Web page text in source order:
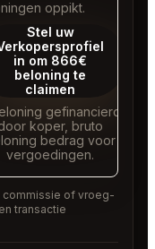
oppikt.
Stel uw
in om 866€
beloning te
claimen
gefinancierd
koper, bruto
bedrag voor
vergoedingen.
commissie of vroeg-
transactie